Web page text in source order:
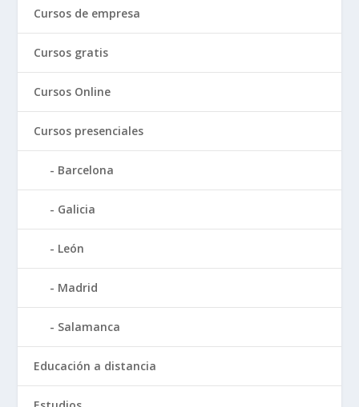
Cursos de empresa
Cursos gratis
Cursos Online
Cursos presenciales
Barcelona
Galicia
León
Madrid
Salamanca
Educación a distancia